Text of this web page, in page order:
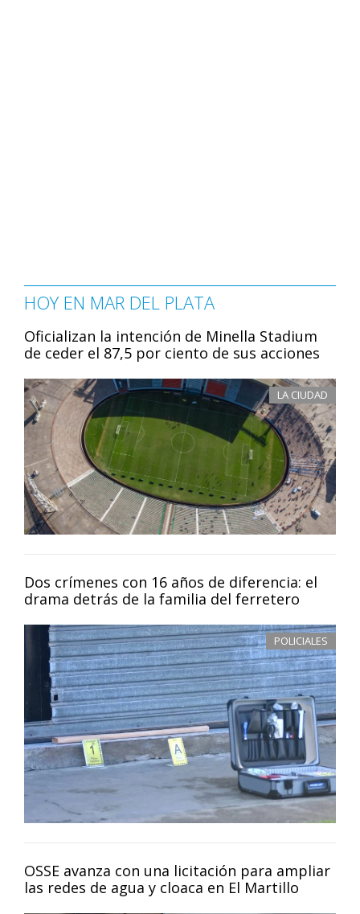
HOY EN MAR DEL PLATA
Oficializan la intención de Minella Stadium
de ceder el 87,5 por ciento de sus acciones
LA CIUDAD
Dos crímenes con 16 años de diferencia: el
drama detrás de la familia del ferretero
POLICIALES
OSSE avanza con una licitación para ampliar
las redes de agua y cloaca en El Martillo